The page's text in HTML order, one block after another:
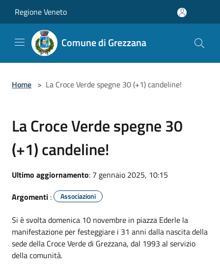
Regione Veneto
Comune di Grezzana
Home > La Croce Verde spegne 30 (+1) candeline!
La Croce Verde spegne 30
(+1) candeline!
Ultimo aggiornamento: 7 gennaio 2025, 10:15
Argomenti : Associazioni
Si è svolta domenica 10 novembre in piazza Ederle la
manifestazione per festeggiare i 31 anni dalla nascita della
sede della Croce Verde di Grezzana, dal 1993 al servizio
della comunità.